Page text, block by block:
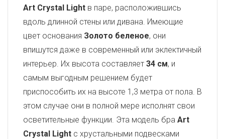
Art Crystal Light в паре, расположившись
вдоль длинной стены или дивана. Имеющие
цвет основания Золото беленое, они
впишутся даже в современный или эклектичный
интерьер. Их высота составляет 34 см, и
самым выгодным решением будет
приспособить их на высоте 1,3 метра от пола. В
этом случае они в полной мере исполнят свои
осветительные функции. Эта модель бра Art
Crystal Light с хрустальными подвесками